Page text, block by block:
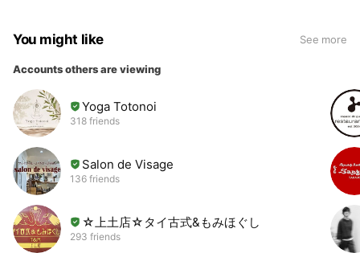
You might like See more
Accounts others are viewing
Yoga Totonoi
318 friends
Salon de Visage
136 friends
☆上土店☆タイ古式&もみほぐし
293 friends